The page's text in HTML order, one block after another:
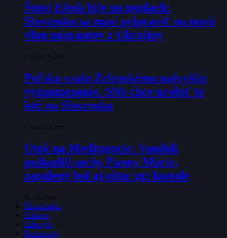
Šutaj Eštok bije na poplach:
Slovensko sa musí pripraviť na novú
vlnu migrantov z Ukrajiny
6. AUGUSTA 2026
Poľsko vzalo Zelenskému najvyššie
vyznamenanie. SNS chce urobiť to
isté na Slovensku
1. AUGUSTA 2026
Útok na Medžugorie: Vandali
poškodili sochy Panny Márie,
zapálený bol aj oltár pri kostole
28. JÚLA 2026
Ekonomika
Zdravie
Lifestyle
Rozhovory